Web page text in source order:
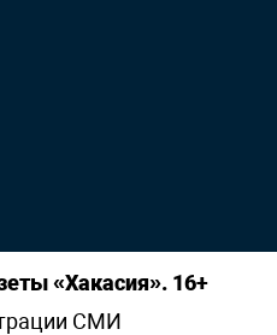
«Хакасия». 16+
СМИ